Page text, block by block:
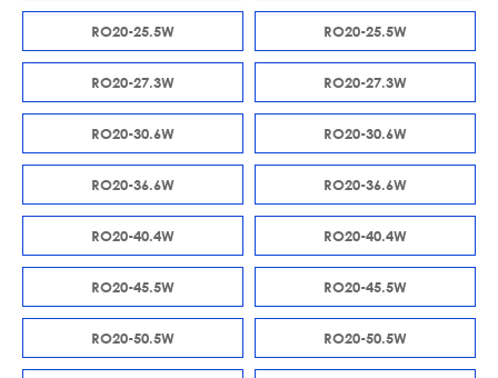
RO20-25.5W RO20-25.5W
RO20-27.3W RO20-27.3W
RO20-30.6W RO20-30.6W
RO20-36.6W RO20-36.6W
RO20-40.4W RO20-40.4W
RO20-45.5W RO20-45.5W
RO20-50.5W RO20-50.5W